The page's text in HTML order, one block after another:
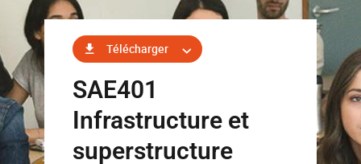
Télécharger
SAE401
Infrastructure et
superstructure